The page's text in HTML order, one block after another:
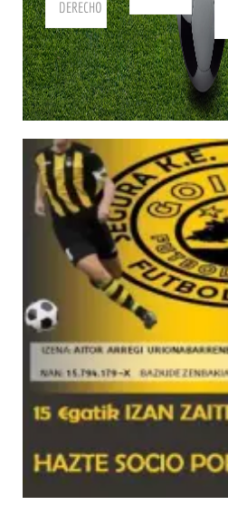
DERECHO